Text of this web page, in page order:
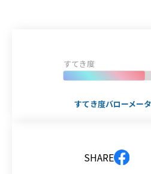
すてき度
すてき度バローメー
SHARE